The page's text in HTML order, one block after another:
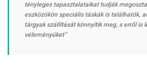
tényleges tapasztalataikat tudják
eszközökön speciális táskák is találhatók,
tárgyak szállítását könnyítik meg, s erről is
véleményüket”